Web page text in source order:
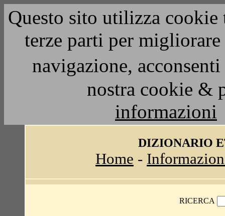
Questo sito utilizza
terze parti per
navigazione,
nostra cookie &
informazioni
DIZIONARIO
Home -
RICERCA